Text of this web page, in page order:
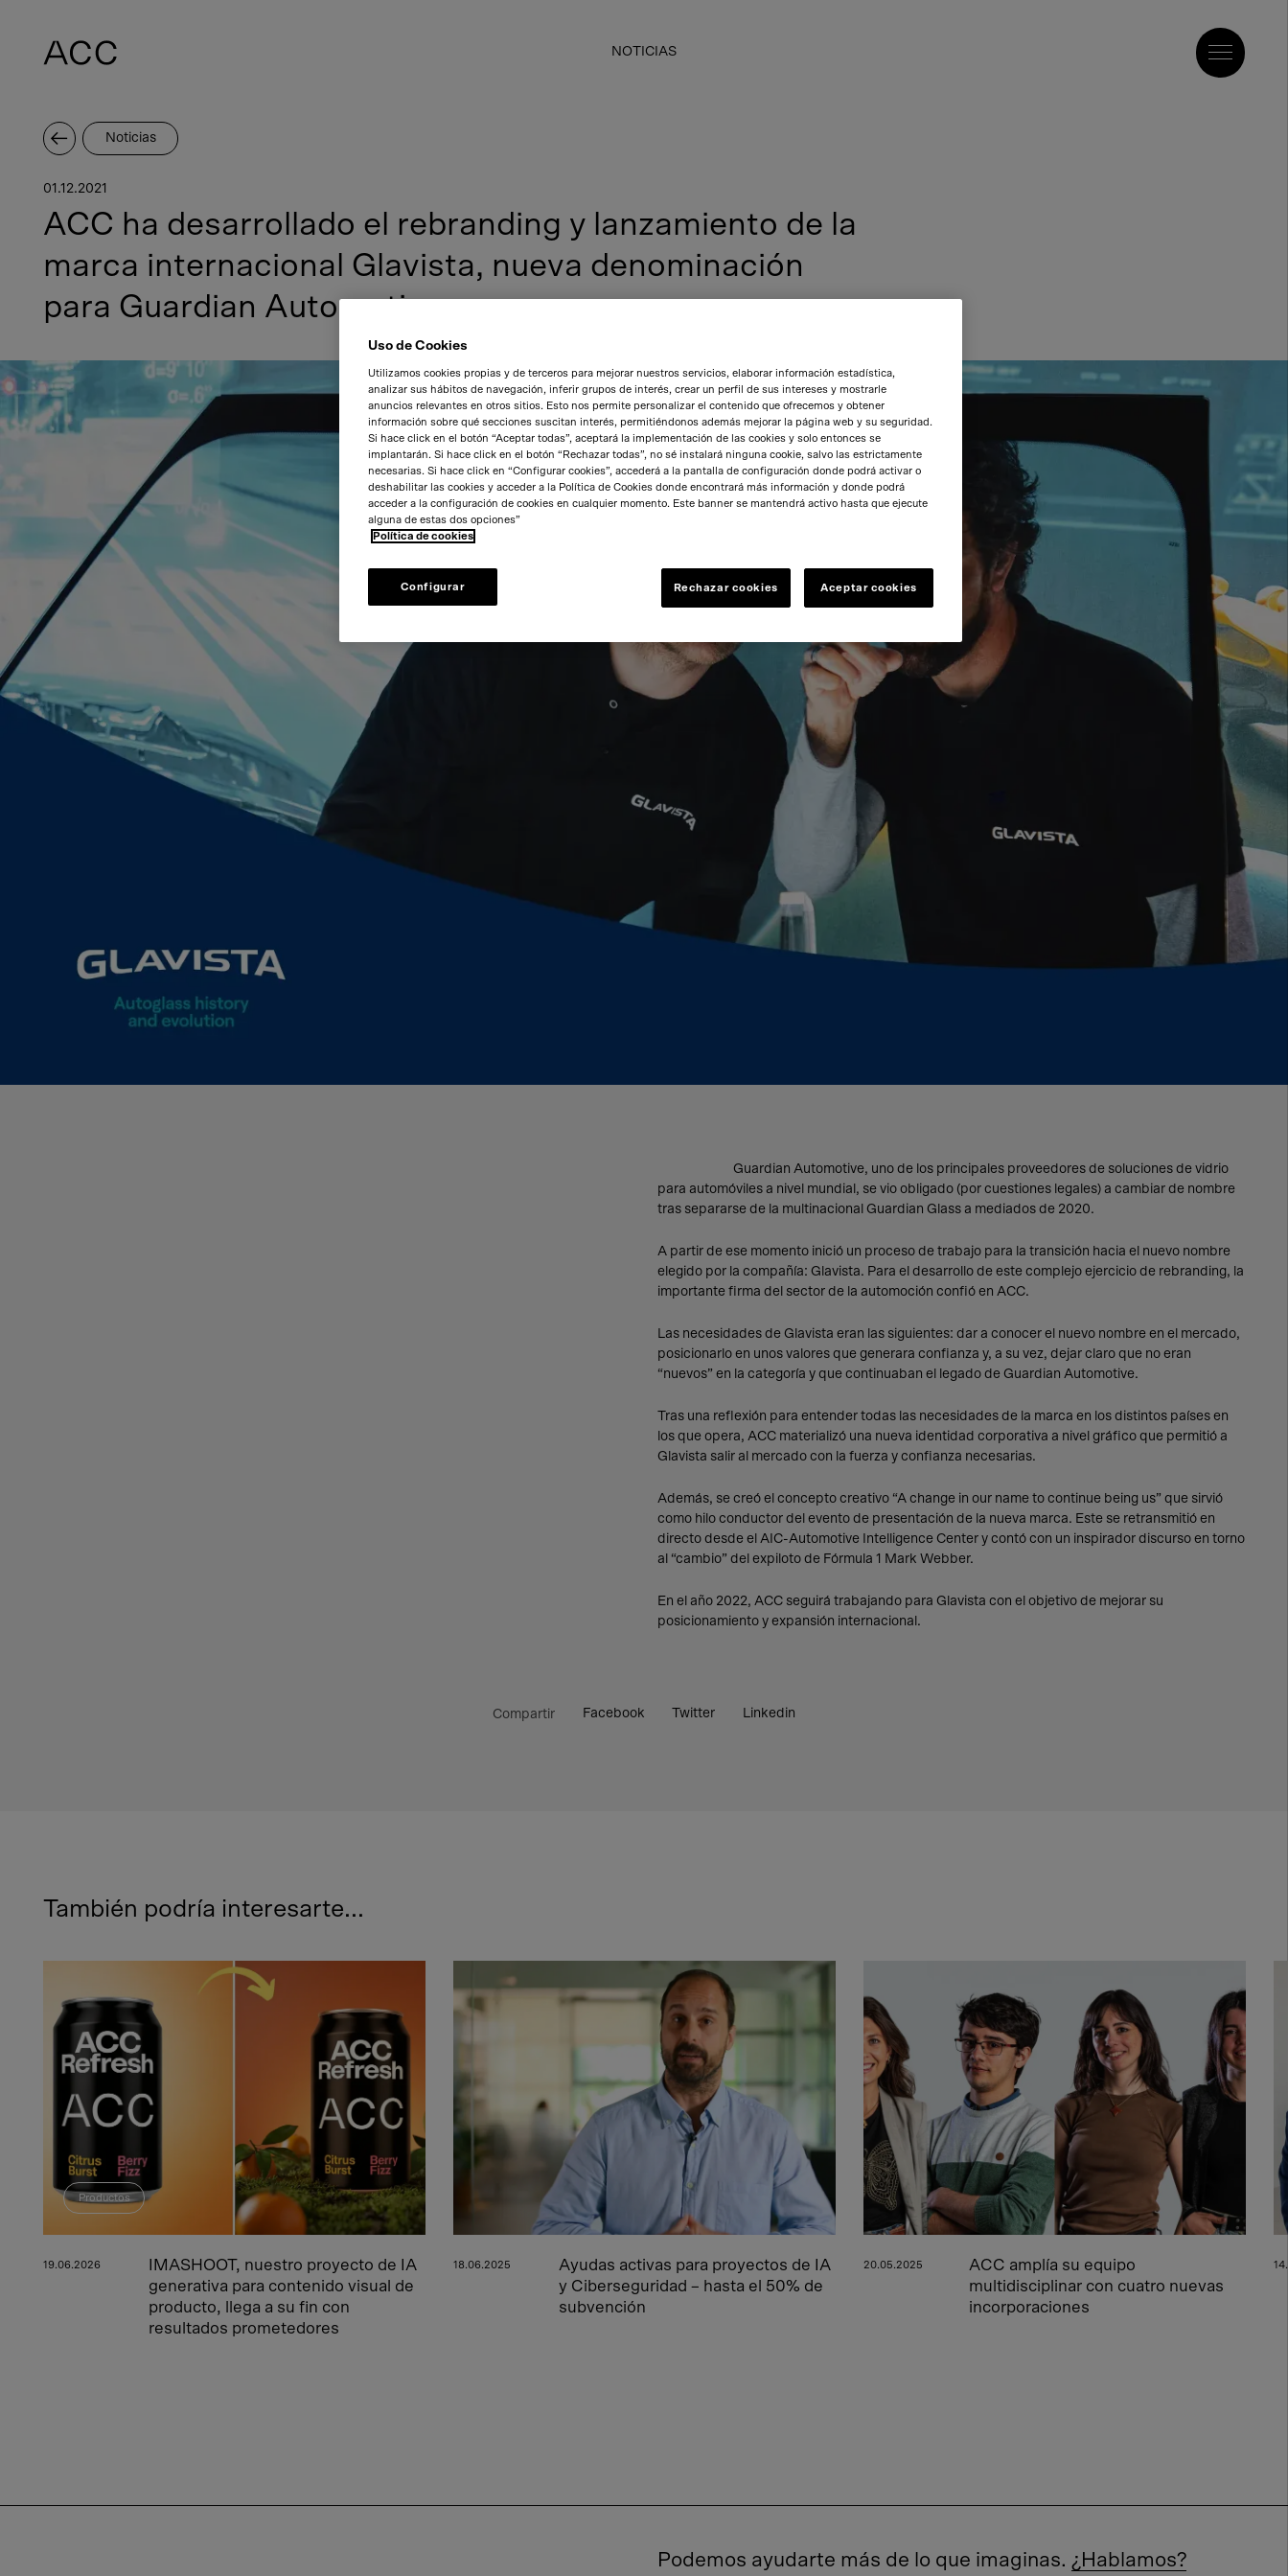
NOTICIAS
Noticias
01.12.2021
ACC ha desarrollado el rebranding y lanzamiento de la
marca internacional Glavista, nueva denominación
para Guardian Automotive
Guardian Automotive, uno de los principales proveedores de soluciones de vidrio
para automóviles a nivel mundial, se vio obligado (por cuestiones legales) a cambiar de nombre
tras separarse de la multinacional Guardian Glass a mediados de 2020.
A partir de ese momento inició un proceso de trabajo para la transición hacia el nuevo nombre
elegido por la compañía: Glavista. Para el desarrollo de este complejo ejercicio de rebranding, la
importante firma del sector de la automoción confió en ACC.
Las necesidades de Glavista eran las siguientes: dar a conocer el nuevo nombre en el mercado,
posicionarlo en unos valores que generara confianza y, a su vez, dejar claro que no eran
“nuevos” en la categoría y que continuaban el legado de Guardian Automotive.
Tras una reflexión para entender todas las necesidades de la marca en los distintos países en
los que opera, ACC materializó una nueva identidad corporativa a nivel gráfico que permitió a
Glavista salir al mercado con la fuerza y confianza necesarias.
Además, se creó el concepto creativo “A change in our name to continue being us” que sirvió
como hilo conductor del evento de presentación de la nueva marca. Este se retransmitió en
directo desde el AIC-Automotive Intelligence Center y contó con un inspirador discurso en torno
al “cambio” del expiloto de Fórmula 1 Mark Webber.
En el año 2022, ACC seguirá trabajando para Glavista con el objetivo de mejorar su
posicionamiento y expansión internacional.
Compartir Facebook Twitter Linkedin
También podría interesarte...
Productos
19.06.2026
IMASHOOT, nuestro proyecto de IA
generativa para contenido visual de
producto, llega a su fin con
resultados prometedores
18.06.2025
Ayudas activas para proyectos de IA
y Ciberseguridad – hasta el 50% de
subvención
20.05.2025
ACC amplía su equipo
multidisciplinar con cuatro nuevas
incorporaciones
Podemos ayudarte más de lo que imaginas. ¿Hablamos?
Uso de Cookies
Utilizamos cookies propias y de terceros para mejorar nuestros servicios, elaborar información estadística,
analizar sus hábitos de navegación, inferir grupos de interés, crear un perfil de sus intereses y mostrarle
anuncios relevantes en otros sitios. Esto nos permite personalizar el contenido que ofrecemos y obtener
información sobre qué secciones suscitan interés, permitiéndonos además mejorar la página web y su seguridad.
Si hace click en el botón “Aceptar todas”, aceptará la implementación de las cookies y solo entonces se
implantarán. Si hace click en el botón “Rechazar todas”, no sé instalará ninguna cookie, salvo las estrictamente
necesarias. Si hace click en “Configurar cookies”, accederá a la pantalla de configuración donde podrá activar o
deshabilitar las cookies y acceder a la Política de Cookies donde encontrará más información y donde podrá
acceder a la configuración de cookies en cualquier momento. Este banner se mantendrá activo hasta que ejecute
alguna de estas dos opciones”
Política de cookies
Configurar Rechazar cookies Aceptar cookies